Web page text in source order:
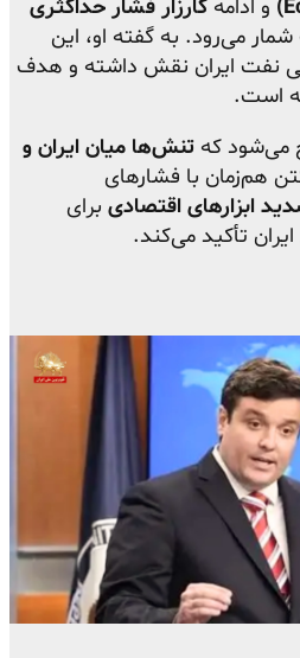
و ادامه کارزار فشار حداکثری
شمار می‌رود. به گفته او، این
نفت ایران نقش داشته و هدف
است.
می‌شود که تنش‌ها میان ایران و
هم‌زمان با فشارهای
ابزارهای اقتصادی برای
تأکید می‌کند.